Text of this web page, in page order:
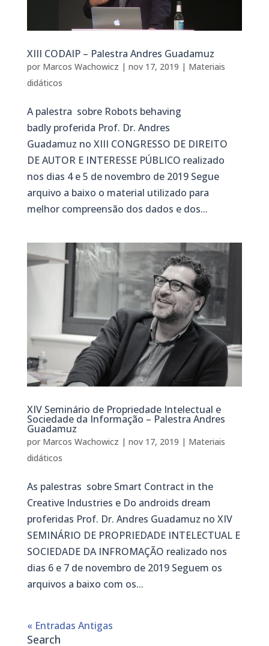
XIII CODAIP – Palestra Andres Guadamuz
por Marcos Wachowicz | nov 17, 2019 | Materiais
didáticos
A palestra sobre Robots behaving
badly proferida Prof. Dr. Andres
Guadamuz no XIII CONGRESSO DE DIREITO
DE AUTOR E INTERESSE PÚBLICO realizado
nos dias 4 e 5 de novembro de 2019 Segue
arquivo a baixo o material utilizado para
melhor compreensão dos dados e dos...
XIV Seminário de Propriedade Intelectual e
Sociedade da Informação – Palestra Andres
Guadamuz
por Marcos Wachowicz | nov 17, 2019 | Materiais
didáticos
As palestras sobre Smart Contract in the
Creative Industries e Do androids dream
proferidas Prof. Dr. Andres Guadamuz no XIV
SEMINÁRIO DE PROPRIEDADE INTELECTUAL E
SOCIEDADE DA INFROMAÇÃO realizado nos
dias 6 e 7 de novembro de 2019 Seguem os
arquivos a baixo com os...
« Entradas Antigas
Search